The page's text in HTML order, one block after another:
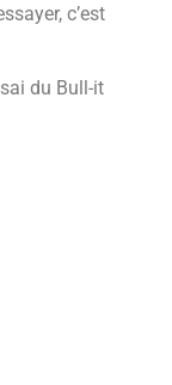
c’est
du Bull-it